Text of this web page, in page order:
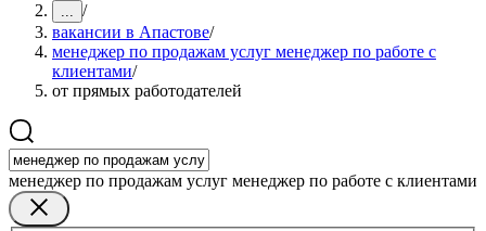
... /
вакансии в Апастове/
менеджер по продажам услуг менеджер по работе с
клиентами/
от прямых работодателей
менеджер по продажам услуг менеджер по работе с клиентами